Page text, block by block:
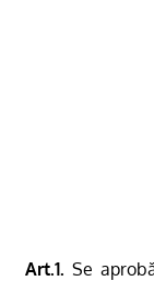
Art.1. Se